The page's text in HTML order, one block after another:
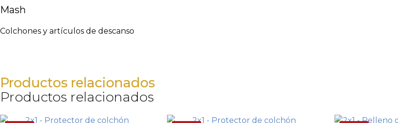
Mash
Colchones y artículos de descanso
Productos relacionados
Productos relacionados